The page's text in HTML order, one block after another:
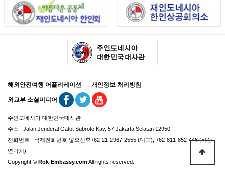
해외안전여행 어플리케이션 개인정보 처리방침
외교부 소셜미디어
주인도네시아 대한민국대사관
주소 : Jalan Jenderal Gatot Subroto Kav. 57 Jakarta Selatan 12950
전화번호 : 국제전화번호 넣으신후+62-21-2967-2555 (대표), +62-811-852-446 (비상
연락처)
Copyright © Rok-Embassy.comAll rights reserved.